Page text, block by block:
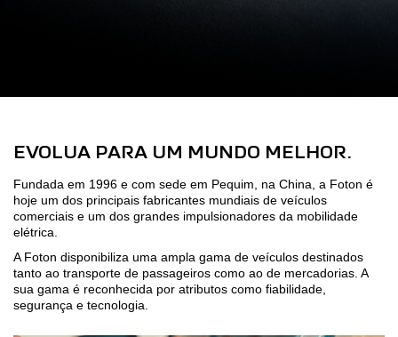
EVOLUA PARA UM MUNDO MELHOR.
Fundada em 1996 e com sede em Pequim, na China, a Foton é
hoje um dos principais fabricantes mundiais de veículos
comerciais e um dos grandes impulsionadores da mobilidade
elétrica.
A Foton disponibiliza uma ampla gama de veículos destinados
tanto ao transporte de passageiros como ao de mercadorias. A
sua gama é reconhecida por atributos como fiabilidade,
segurança e tecnologia.